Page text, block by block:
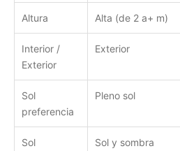
Altura Alta (de 2 a+ m)
Interior /
Exterior
Exterior
Sol
preferencia
Pleno sol
Sol
Sol y sombra